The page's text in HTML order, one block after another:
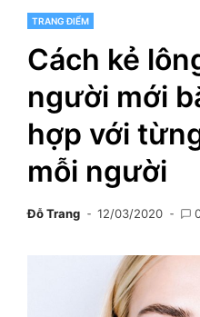
TRANG ĐIỂM
Cách kẻ
người mới
hợp với
mỗi người
Đỗ Trang 12/03/2020